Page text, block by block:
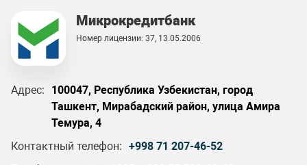
Микрокредитбанк
Номер лицензии: 37, 13.05.2006
Адрес:
100047, Республика Узбекистан, город
Ташкент, Мирабадский район, улица Амира
Темура, 4
Контактный телефон: +998 71 207-46-52